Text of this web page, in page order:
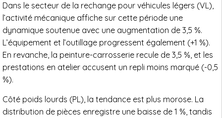
Dans le secteur de la rechange pour véhicules légers (VL),
l’activité mécanique affiche sur cette période une
dynamique soutenue avec une augmentation de 3,5 %.
L’équipement et l’outillage progressent également (+1 %).
En revanche, la peinture-carrosserie recule de 3,5 %, et les
prestations en atelier accusent un repli moins marqué (-0,5
%).
Côté poids lourds (PL), la tendance est plus morose. La
distribution de pièces enregistre une baisse de 1 %, tandis